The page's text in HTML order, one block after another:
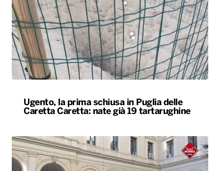
Ugento, la prima schiusa in Puglia delle
Caretta Caretta: nate già 19 tartarughine